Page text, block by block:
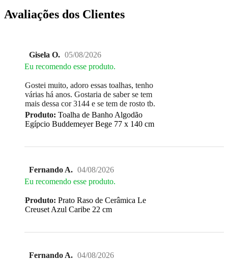
Avaliações dos Clientes
Gisela O. 05/08/2026
Eu recomendo esse produto.
Gostei muito, adoro essas toalhas, tenho
várias há anos. Gostaria de saber se tem
mais dessa cor 3144 e se tem de rosto tb.
Produto: Toalha de Banho Algodão
Egípcio Buddemeyer Bege 77 x 140 cm
Fernando A. 04/08/2026
Eu recomendo esse produto.
Produto: Prato Raso de Cerâmica Le
Creuset Azul Caribe 22 cm
Fernando A. 04/08/2026